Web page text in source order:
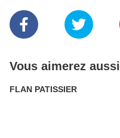
Vous aimerez aussi
FLAN PATISSIER